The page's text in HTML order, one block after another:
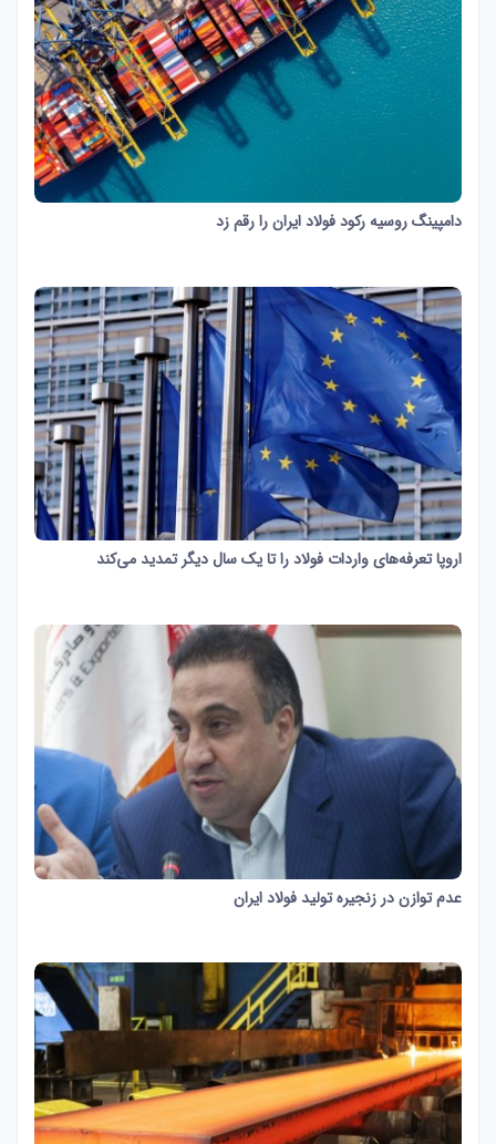
20 ثانیه
958
دامپینگ روسیه رکود فولاد ایران را رقم زد
16 ثانیه
1295
اروپا تعرفه‌های واردات فولاد را تا یک سال دیگر تمدید می‌کند
1 دقیقه و 10 ثانیه
1328
عدم توازن در زنجیره تولید فولاد ایران